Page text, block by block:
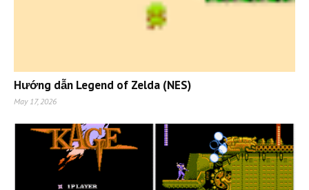
Hướng dẫn Legend of Zelda (NES)
May 17, 2026